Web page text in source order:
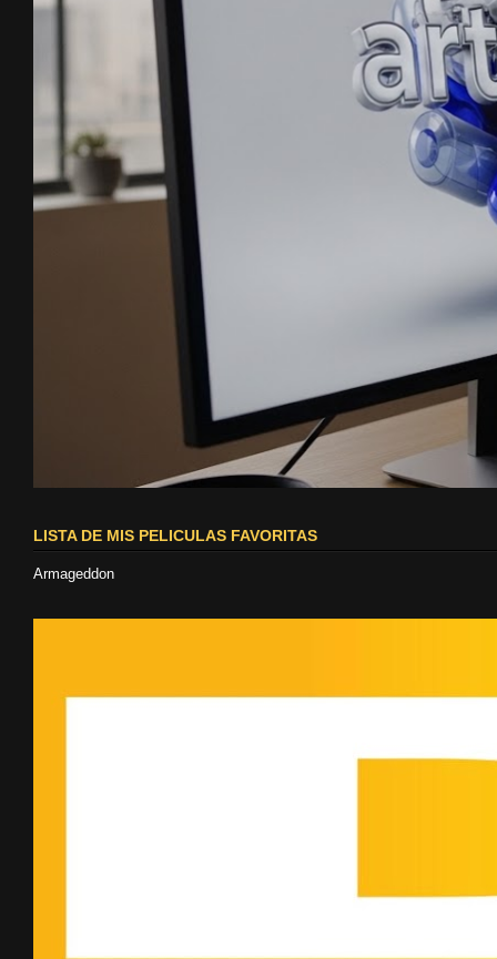
LISTA DE MIS PELICULAS FAVORITAS
Armageddon